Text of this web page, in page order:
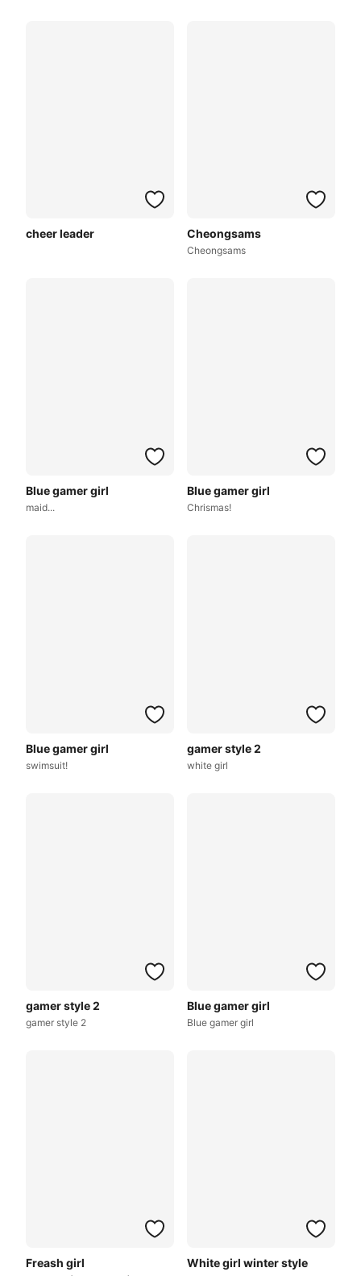
cheer leader Cheongsams
Cheongsams
Blue gamer girl
maid...
Blue gamer girl
Chrismas!
Blue gamer girl
swimsuit!
gamer style 2
white girl
gamer style 2
gamer style 2
Blue gamer girl
Blue gamer girl
Freash girl White girl winter style